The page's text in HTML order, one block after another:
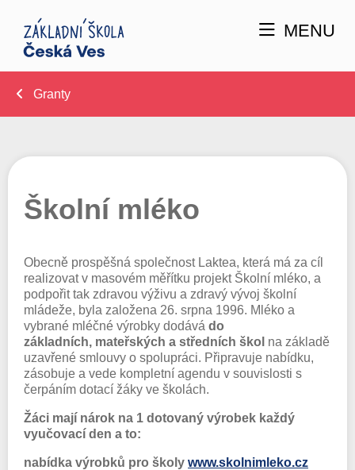
MENU
Granty
Školní mléko
Obecně prospěšná společnost Laktea, která má za cíl
realizovat v masovém měřítku projekt Školní mléko, a
podpořit tak zdravou výživu a zdravý vývoj školní
mládeže, byla založena 26. srpna 1996. Mléko a
vybrané mléčné výrobky dodává do
základních, mateřských a středních škol na základě
uzavřené smlouvy o spolupráci. Připravuje nabídku,
zásobuje a vede kompletní agendu v souvislosti s
čerpáním dotací žáky ve školách.
Žáci mají nárok na 1 dotovaný výrobek každý
vyučovací den a to:
nabídka výrobků pro školy www.skolnimleko.cz